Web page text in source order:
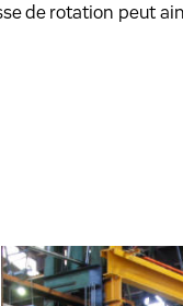
de rotation peut